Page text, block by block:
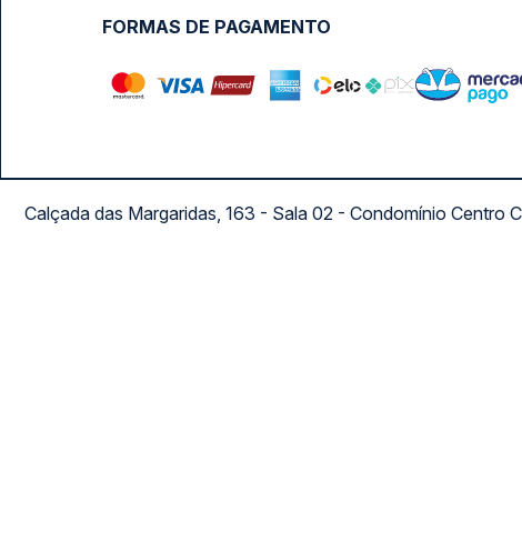
FORMAS DE PAGAMENTO
Calçada das Margaridas, 163 - Sala 02 - Condomínio